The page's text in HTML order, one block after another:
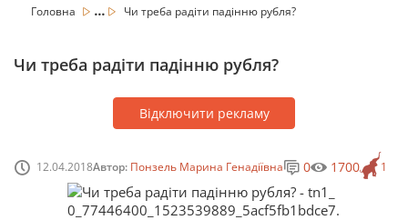
Головна ... Чи треба радіти падінню рубля?
Чи треба радіти падінню рубля?
Відключити рекламу
12.04.2018Автор: Понзель Марина Генадіївна 1
0 1700